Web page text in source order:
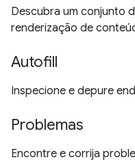
Descubra um conjunto
renderização de
Autofill
Inspecione e depure
Problemas
Encontre e corrija